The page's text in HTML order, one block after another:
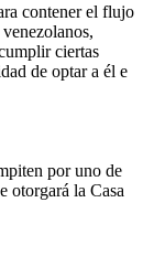
contener el flujo
ciertas
de optar a él e
por uno de
otorgará la Casa